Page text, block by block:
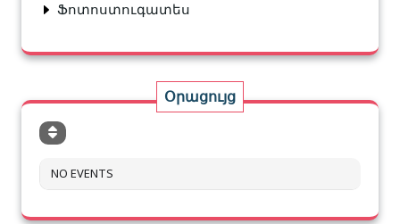
Ֆոտոստուգատես
Օրացույց
NO EVENTS